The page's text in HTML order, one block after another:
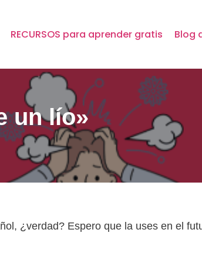
RECURSOS para aprender gratis Blog
un lío»
¿verdad? Espero que la uses en el